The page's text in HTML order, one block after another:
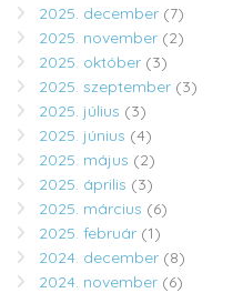
2025. december (7)
2025. november (2)
2025. október (3)
2025. szeptember (3)
2025. július (3)
2025. június (4)
2025. május (2)
2025. április (3)
2025. március (6)
2025. február (1)
2024. december (8)
2024. november (6)